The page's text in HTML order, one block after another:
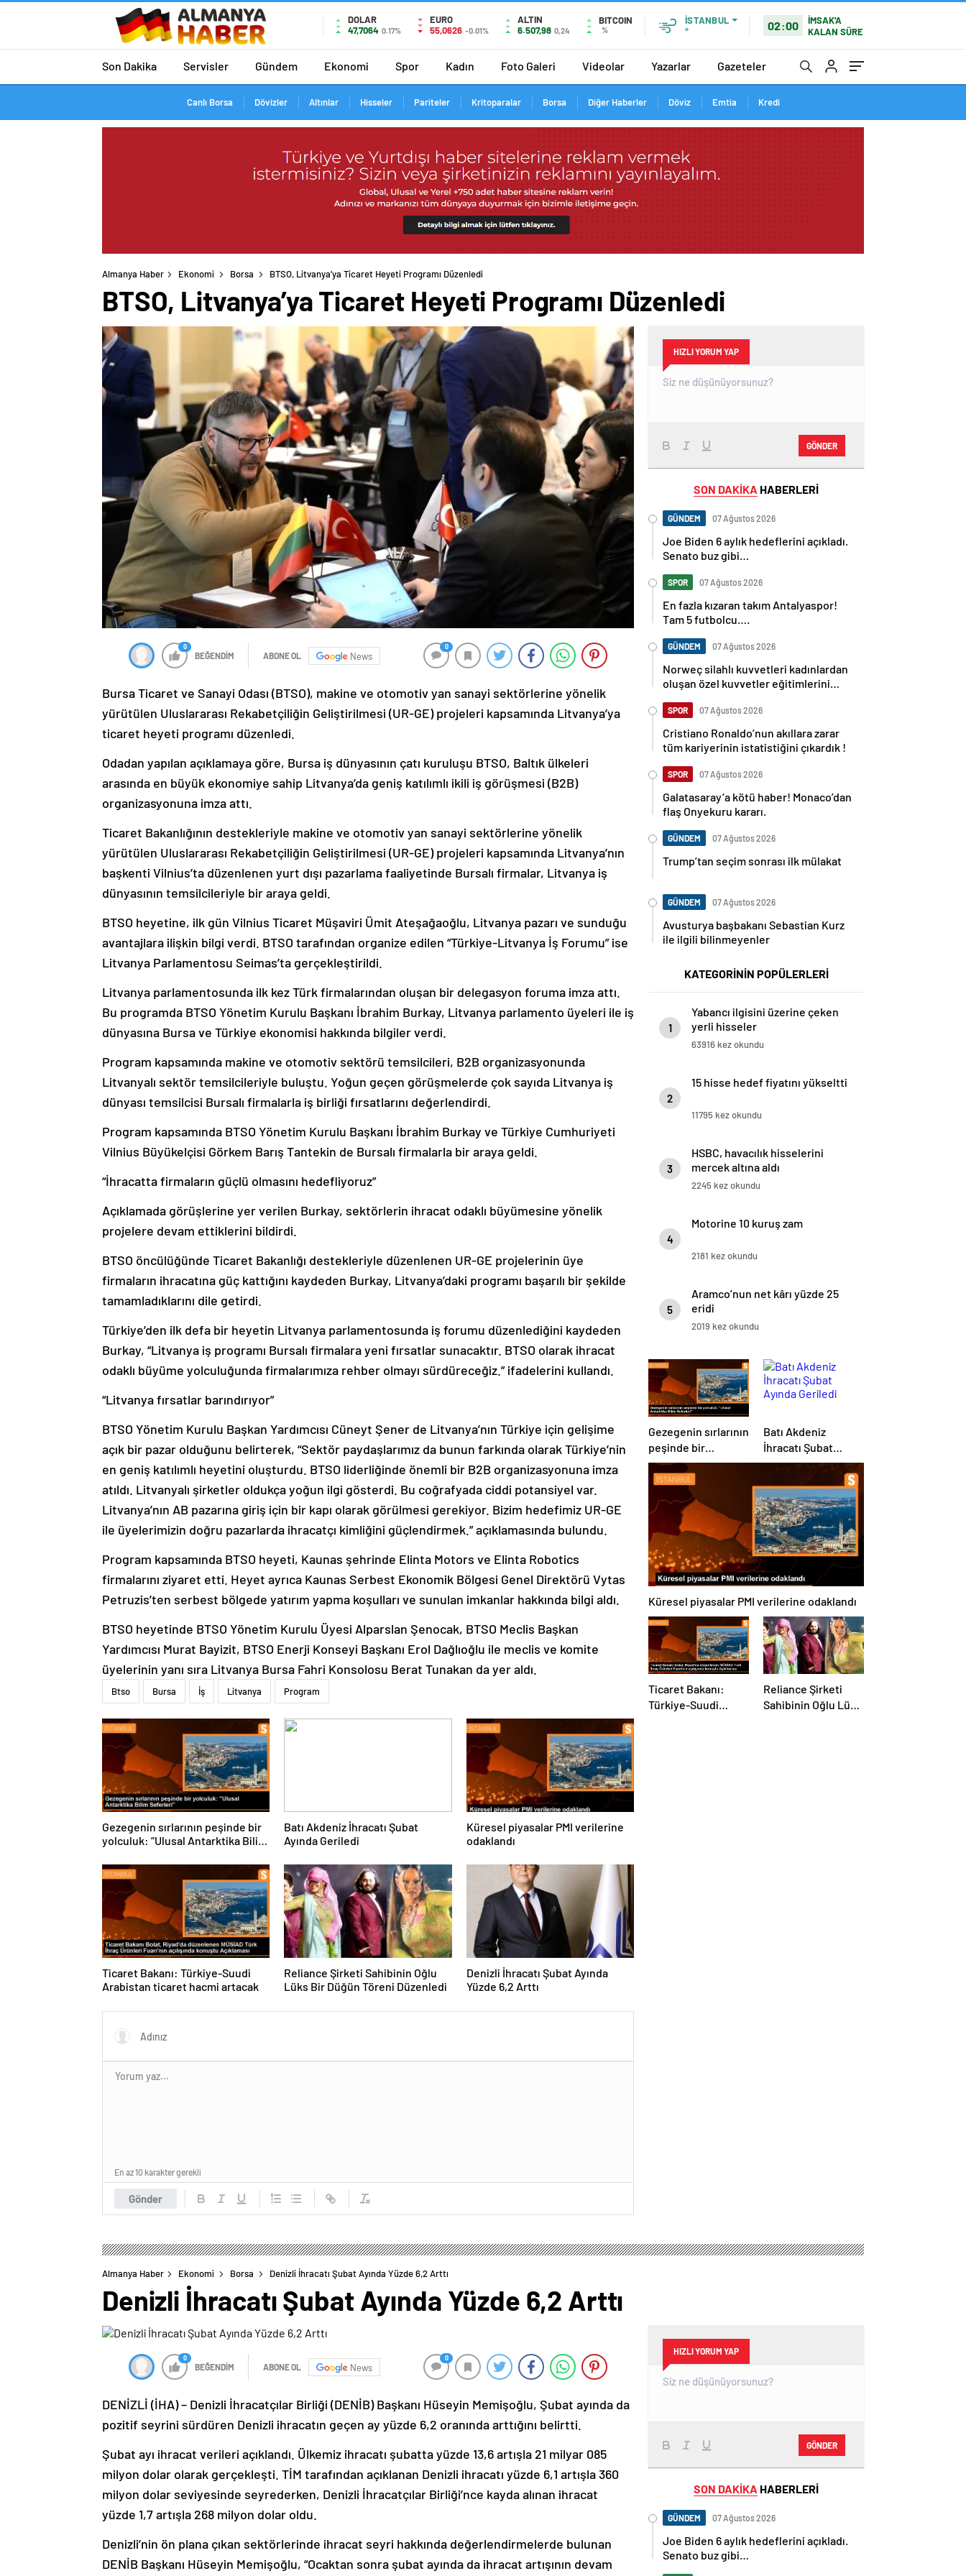
DOLAR
47,7064 0.17%
EURO
55,0626 -0.01%
ALTIN
6.507,98 0,24
BITCOIN
%
İSTANBUL
°
02:00
İMSAK'A
KALAN SÜRE
Son Dakika Servisler Gündem Ekonomi Spor Kadın Foto Galeri Videolar Yazarlar Gazeteler
Canlı Borsa Dövizler Altınlar Hisseler Pariteler Kritoparalar Borsa Diğer Haberler Döviz Emtia Kredi
Almanya Haber Ekonomi Borsa BTSO, Litvanya’ya Ticaret Heyeti Programı Düzenledi
BTSO, Litvanya’ya Ticaret Heyeti Programı Düzenledi
0
BEĞENDİM ABONE OL News
0
Bursa Ticaret ve Sanayi Odası (BTSO), makine ve otomotiv yan sanayi sektörlerine yönelik
yürütülen Uluslararası Rekabetçiliğin Geliştirilmesi (UR-GE) projeleri kapsamında Litvanya’ya
ticaret heyeti programı düzenledi.
Odadan yapılan açıklamaya göre, Bursa iş dünyasının çatı kuruluşu BTSO, Baltık ülkeleri
arasında en büyük ekonomiye sahip Litvanya’da geniş katılımlı ikili iş görüşmesi (B2B)
organizasyonuna imza attı.
Ticaret Bakanlığının destekleriyle makine ve otomotiv yan sanayi sektörlerine yönelik
yürütülen Uluslararası Rekabetçiliğin Geliştirilmesi (UR-GE) projeleri kapsamında Litvanya’nın
başkenti Vilnius’ta düzenlenen yurt dışı pazarlama faaliyetinde Bursalı firmalar, Litvanya iş
dünyasının temsilcileriyle bir araya geldi.
BTSO heyetine, ilk gün Vilnius Ticaret Müşaviri Ümit Ateşağaoğlu, Litvanya pazarı ve sunduğu
avantajlara ilişkin bilgi verdi. BTSO tarafından organize edilen “Türkiye-Litvanya İş Forumu” ise
Litvanya Parlamentosu Seimas’ta gerçekleştirildi.
Litvanya parlamentosunda ilk kez Türk firmalarından oluşan bir delegasyon foruma imza attı.
Bu programda BTSO Yönetim Kurulu Başkanı İbrahim Burkay, Litvanya parlamento üyeleri ile iş
dünyasına Bursa ve Türkiye ekonomisi hakkında bilgiler verdi.
Program kapsamında makine ve otomotiv sektörü temsilcileri, B2B organizasyonunda
Litvanyalı sektör temsilcileriyle buluştu. Yoğun geçen görüşmelerde çok sayıda Litvanya iş
dünyası temsilcisi Bursalı firmalarla iş birliği fırsatlarını değerlendirdi.
Program kapsamında BTSO Yönetim Kurulu Başkanı İbrahim Burkay ve Türkiye Cumhuriyeti
Vilnius Büyükelçisi Görkem Barış Tantekin de Bursalı firmalarla bir araya geldi.
“İhracatta firmaların güçlü olmasını hedefliyoruz”
Açıklamada görüşlerine yer verilen Burkay, sektörlerin ihracat odaklı büyümesine yönelik
projelere devam ettiklerini bildirdi.
BTSO öncülüğünde Ticaret Bakanlığı destekleriyle düzenlenen UR-GE projelerinin üye
firmaların ihracatına güç kattığını kaydeden Burkay, Litvanya’daki programı başarılı bir şekilde
tamamladıklarını dile getirdi.
Türkiye’den ilk defa bir heyetin Litvanya parlamentosunda iş forumu düzenlediğini kaydeden
Burkay, “Litvanya iş programı Bursalı firmalara yeni fırsatlar sunacaktır. BTSO olarak ihracat
odaklı büyüme yolculuğunda firmalarımıza rehber olmayı sürdüreceğiz.” ifadelerini kullandı.
“Litvanya fırsatlar barındırıyor”
BTSO Yönetim Kurulu Başkan Yardımcısı Cüneyt Şener de Litvanya’nın Türkiye için gelişime
açık bir pazar olduğunu belirterek, “Sektör paydaşlarımız da bunun farkında olarak Türkiye’nin
en geniş katılımlı heyetini oluşturdu. BTSO liderliğinde önemli bir B2B organizasyonuna imza
atıldı. Litvanyalı şirketler oldukça yoğun ilgi gösterdi. Bu coğrafyada ciddi potansiyel var.
Litvanya’nın AB pazarına giriş için bir kapı olarak görülmesi gerekiyor. Bizim hedefimiz UR-GE
ile üyelerimizin doğru pazarlarda ihracatçı kimliğini güçlendirmek.” açıklamasında bulundu.
Program kapsamında BTSO heyeti, Kaunas şehrinde Elinta Motors ve Elinta Robotics
firmalarını ziyaret etti. Heyet ayrıca Kaunas Serbest Ekonomik Bölgesi Genel Direktörü Vytas
Petruzis’ten serbest bölgede yatırım yapma koşulları ve sunulan imkanlar hakkında bilgi aldı.
BTSO heyetinde BTSO Yönetim Kurulu Üyesi Alparslan Şenocak, BTSO Meclis Başkan
Yardımcısı Murat Bayizit, BTSO Enerji Konseyi Başkanı Erol Dağlıoğlu ile meclis ve komite
üyelerinin yanı sıra Litvanya Bursa Fahri Konsolosu Berat Tunakan da yer aldı.
Btso Bursa İş Litvanya Program
Gezegenin sırlarının peşinde bir
yolculuk: “Ulusal Antarktika Bilim
Batı Akdeniz İhracatı Şubat
Ayında Geriledi
Küresel piyasalar PMI verilerine
odaklandı
Ticaret Bakanı: Türkiye-Suudi
Arabistan ticaret hacmi artacak
Reliance Şirketi Sahibinin Oğlu
Lüks Bir Düğün Töreni Düzenledi
Denizli İhracatı Şubat Ayında
Yüzde 6,2 Arttı
Gönder
En az 10 karakter gerekli
HIZLI YORUM YAP
GÖNDER
SON DAKİKA HABERLERİ
GÜNDEM 07 Ağustos 2026
Joe Biden 6 aylık hedeflerini açıkladı.
Senato buz gibi…
SPOR 07 Ağustos 2026
En fazla kızaran takım Antalyaspor!
Tam 5 futbolcu….
GÜNDEM 07 Ağustos 2026
Norweç silahlı kuvvetleri kadınlardan
oluşan özel kuvvetler eğitimlerini
SPOR 07 Ağustos 2026
Cristiano Ronaldo’nun akıllara zarar
tüm kariyerinin istatistiğini çıkardık !
SPOR 07 Ağustos 2026
Galatasaray’a kötü haber! Monaco’dan
flaş Onyekuru kararı.
GÜNDEM 07 Ağustos 2026
Trump’tan seçim sonrası ilk mülakat
GÜNDEM 07 Ağustos 2026
Avusturya başbakanı Sebastian Kurz
ile ilgili bilinmeyenler
KATEGORİNİN POPÜLERLERİ
1
Yabancı ilgisini üzerine çeken
yerli hisseler
63916 kez okundu
2
15 hisse hedef fiyatını yükseltti
11795 kez okundu
3
HSBC, havacılık hisselerini
mercek altına aldı
2245 kez okundu
4
Motorine 10 kuruş zam
2181 kez okundu
5
Aramco’nun net kârı yüzde 25
eridi
2019 kez okundu
Gezegenin sırlarının
peşinde bir
yolculuk: “Ulusal
Antarktika Bilim
Seferleri”
Batı Akdeniz
İhracatı Şubat
Ayında Geriledi
Küresel piyasalar PMI verilerine odaklandı
Ticaret Bakanı:
Türkiye-Suudi
Reliance Şirketi
Sahibinin Oğlu Lüks
Almanya Haber Ekonomi Borsa Denizli İhracatı Şubat Ayında Yüzde 6,2 Arttı
Denizli İhracatı Şubat Ayında Yüzde 6,2 Arttı
0
BEĞENDİM ABONE OL News
0
DENİZLİ (İHA) – Denizli İhracatçılar Birliği (DENİB) Başkanı Hüseyin Memişoğlu, Şubat ayında da
pozitif seyrini sürdüren Denizli ihracatın geçen ay yüzde 6,2 oranında arttığını belirtti.
Şubat ayı ihracat verileri açıklandı. Ülkemiz ihracatı şubatta yüzde 13,6 artışla 21 milyar 085
milyon dolar olarak gerçekleşti. TİM tarafından açıklanan Denizli ihracatı yüzde 6,1 artışla 360
milyon dolar seviyesinde seyrederken, Denizli İhracatçılar Birliği’nce kayda alınan ihracat
yüzde 1,7 artışla 268 milyon dolar oldu.
Denizli’nin ön plana çıkan sektörlerinde ihracat seyri hakkında değerlendirmelerde bulunan
DENİB Başkanı Hüseyin Memişoğlu, “Ocaktan sonra şubat ayında da ihracat artışının devam
HIZLI YORUM YAP
GÖNDER
SON DAKİKA HABERLERİ
GÜNDEM 07 Ağustos 2026
Joe Biden 6 aylık hedeflerini açıkladı.
Senato buz gibi…